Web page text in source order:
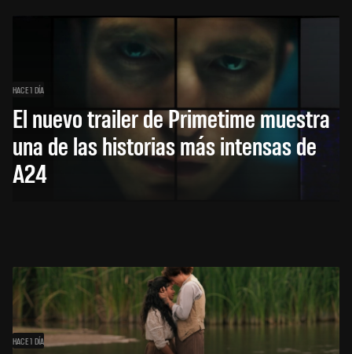
HACE 1 DÍA
El nuevo trailer de Primetime muestra
una de las historias más intensas de
A24
HACE 1 DÍA